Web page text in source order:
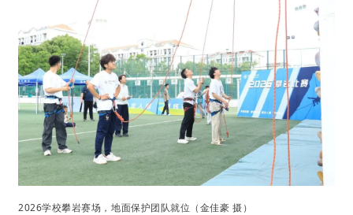
2026学校攀岩赛场，地面保护团队就位（金佳豪 摄）